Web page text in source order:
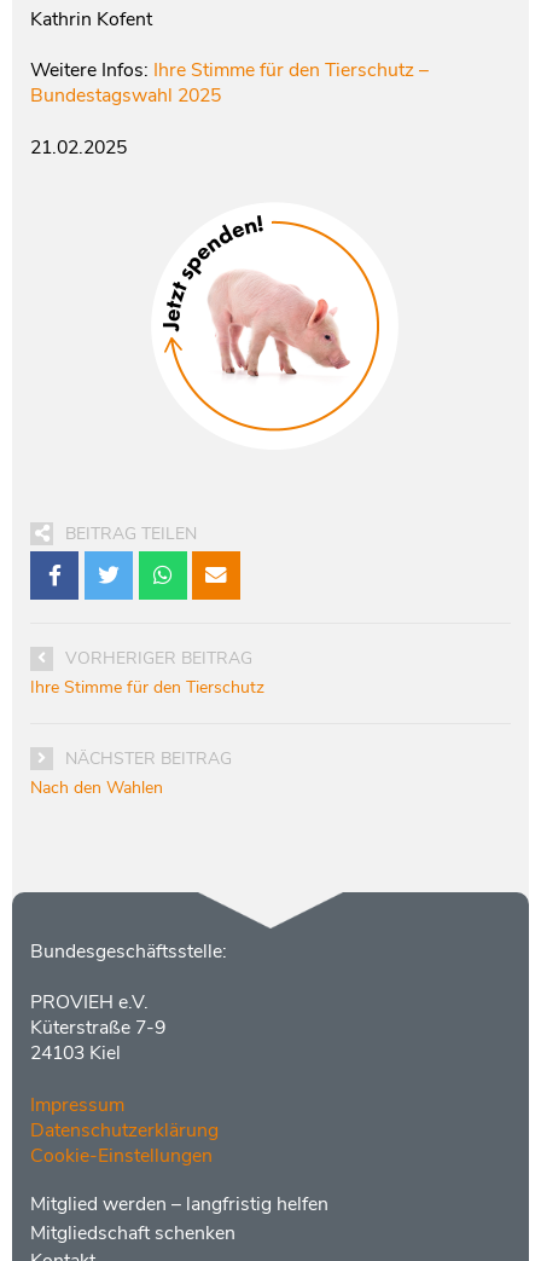
Kathrin Kofent
Weitere Infos: Ihre Stimme für den Tierschutz –
Bundestagswahl 2025
21.02.2025
BEITRAG TEILEN
VORHERIGER BEITRAG
Ihre Stimme für den Tierschutz
NÄCHSTER BEITRAG
Nach den Wahlen
Kontakt
Bundesgeschäftsstelle:
PROVIEH e.V.
Küterstraße 7-9
24103 Kiel
Impressum
Datenschutzerklärung
Cookie-Einstellungen
Menüs
Footer
2
Mitglied werden – langfristig helfen
Mitgliedschaft schenken